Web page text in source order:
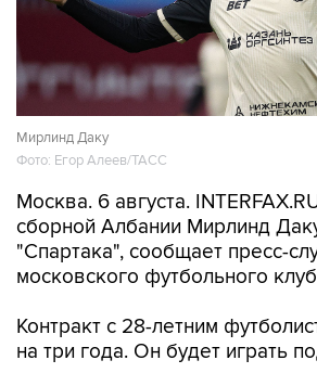
Мирлинд Даку
Фото: Егор Алеев/ТАСС
Москва. 6 августа.
сборной Албании Мирлинд
"Спартака", сообщает пресс-
московского футбольного
Контракт с 28-летним
на три года. Он будет играть